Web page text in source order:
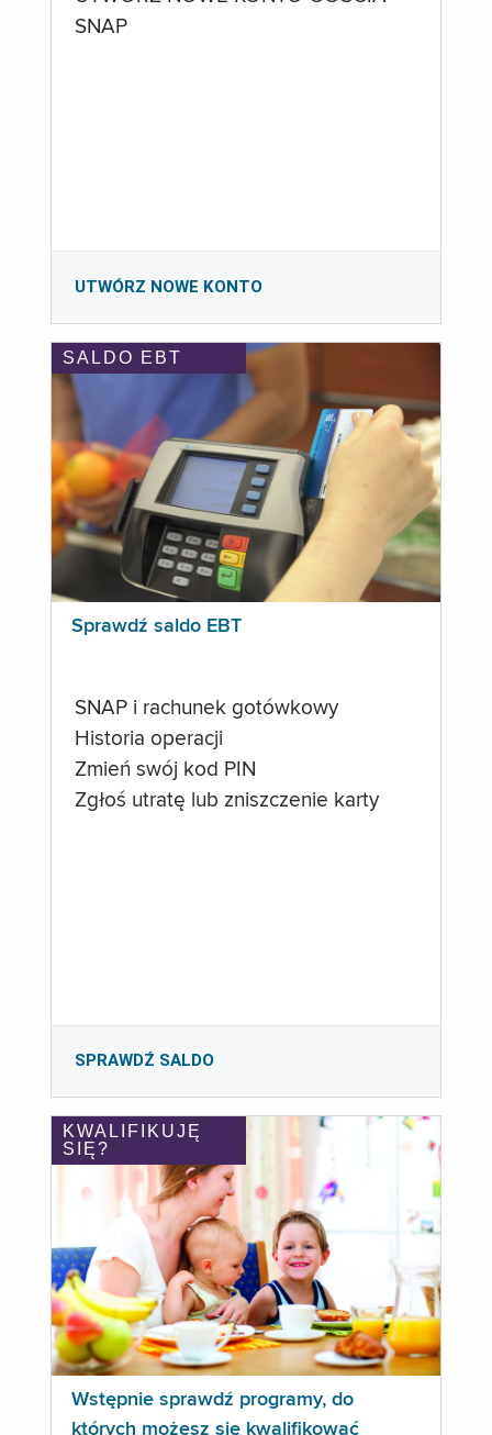
SNAP
UTWÓRZ NOWE KONTO
SALDO EBT
Sprawdź saldo EBT
SNAP i rachunek gotówkowy
Historia operacji
Zmień swój kod PIN
Zgłoś utratę lub zniszczenie karty
SPRAWDŹ SALDO
KWALIFIKUJĘ
SIĘ?
Wstępnie sprawdź programy, do
których możesz się kwalifikować